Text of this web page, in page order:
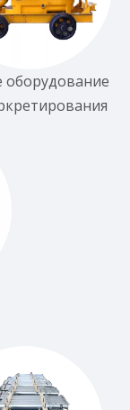
оборудование